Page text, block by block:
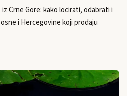
Crne Gore: kako locirati, odabrati i
i Hercegovine koji prodaju